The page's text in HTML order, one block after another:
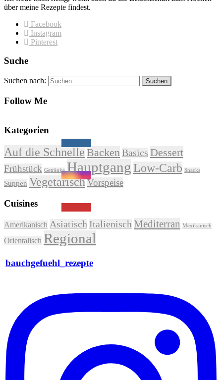
über meine Rezepte findest.
Facebook
Instagram
Pinterest
Suche
Suchen nach:
Follow Me
Kategorien
Auf die Schnelle BackenBasics Dessert
Frühstück Getränke Hauptgang Low-Carb Snacks
Suppen VegetarischVorspeise
Cuisines
Amerikanisch Asiatisch Italienisch Mediterran Mexikanisch
Orientalisch Regional
bauchgefuehl_rezepte